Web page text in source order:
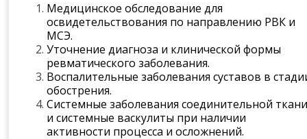
Медицинское обследование для
освидетельствования по направлению РВК и
МСЭ.
Уточнение диагноза и клинической формы
ревматического заболевания.
Воспалительные заболевания суставов в
обострения.
Системные заболевания соединительной
и системные васкулиты при наличии
активности процесса и осложнений.